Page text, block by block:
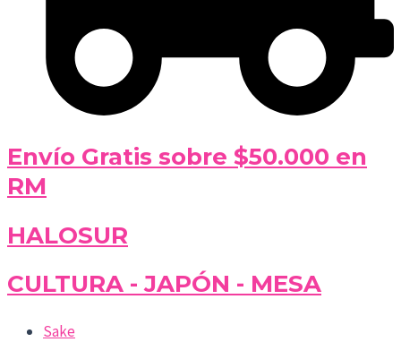
Envío Gratis sobre $50.000 en
RM
HALOSUR
CULTURA - JAPÓN - MESA
Sake